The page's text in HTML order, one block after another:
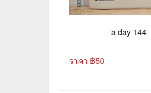
a day 144
ราคา ฿50
⚔️ แอ็คชั่น ต่อสู้